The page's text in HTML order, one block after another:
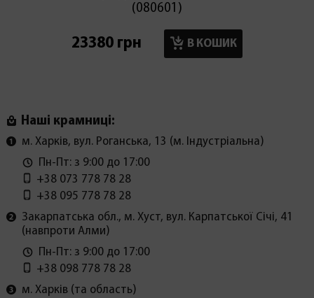
(080601)
23380 грн В КОШИК
Наші крамниці:
м. Харків, вул. Роганська, 13 (м. Індустріальна)
Пн-Пт: з 9:00 до 17:00
+38 073 778 78 28
+38 095 778 78 28
Закарпатська обл., м. Хуст, вул. Карпатської Січі, 41
(навпроти Алми)
Пн-Пт: з 9:00 до 17:00
+38 098 778 78 28
м. Харків (та область)